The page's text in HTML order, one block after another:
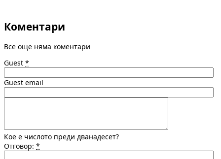
Коментари
Все още няма коментари
Guest *
Guest email
Кое е числото преди дванадесет?
Отговор: *